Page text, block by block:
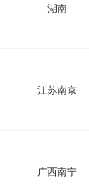
湖南
江苏南京
广西南宁